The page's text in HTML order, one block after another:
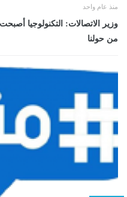
منذ عام واحد
وزير الاتصالات: التكنولوجيا
من حولنا